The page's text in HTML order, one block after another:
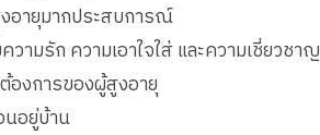
อายุมากประสบการณ์
ามรัก ความเอาใจใส่ และความเชี่ยวชาญ
องการของผู้สูงอายุ
นอยู่บ้าน